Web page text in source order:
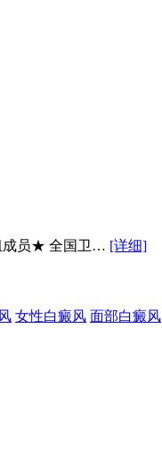
成员★ 全国卫… [详细]
女性白癜风 面部白癜风